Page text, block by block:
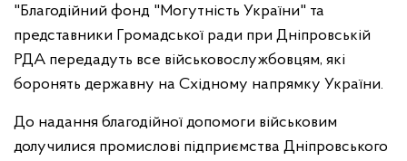
"Благодійний фонд "Могутність України" та
представники Громадської ради при Дніпровській
РДА передадуть все військовослужбовцям, які
боронять державну на Східному напрямку України.
До надання благодійної допомоги військовим
долучилися промислові підприємства Дніпровського